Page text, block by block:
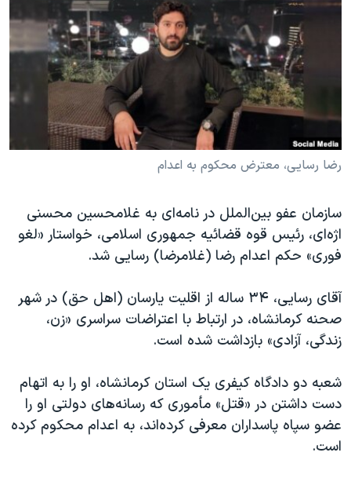
فرهنگ و زندگی
حقوق شهروندی
اقتصادی
علم و فناوری
انتخابات ریاست جمهوری آمریکا ۲۰۲۴
حمله جمهوری اسلامی به اسرائیل
رمز مهسا
ورزش زنان در ایران
تریبونال مردمی آبان ۹۸
دادگاه حمید نوری
چهل سال گروگان‌گیری
قانون شفافیت دارائی کادر رهبری ایران
اعتراضات مردمی آبان ۹۸
نرگس محمدی برنده جایزه نوبل صلح
همایش محافظه‌کاران آمریکا «سی‌پک»
زبانهای مختلف
رضا رسایی، معترض محکوم به اعدام
سازمان عفو بین‌الملل در نامه‌ای به غلامحسین محسنی
اژه‌ای، رئیس قوه قضائیه جمهوری اسلامی، خواستار «لغو
فوری» حکم اعدام رضا (غلامرضا) رسایی شد.
آقای رسایی، ۳۴ ساله از اقلیت یارسان (اهل حق) در شهر
صحنه کرمانشاه، در ارتباط با اعتراضات سراسری «زن،
زندگی، آزادی» بازداشت شده است.
شعبه دو دادگاه کیفری یک استان کرمانشاه، او را به اتهام
دست داشتن در «قتل» مأموری که رسانه‌های دولتی او را
عضو سپاه پاسداران معرفی کرده‌اند، به اعدام محکوم کرده
است.